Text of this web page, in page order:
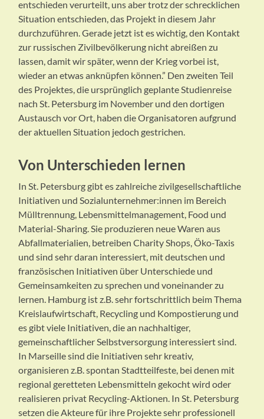
entschieden verurteilt, uns aber trotz der schrecklichen
Situation entschieden, das Projekt in diesem Jahr
durchzuführen. Gerade jetzt ist es wichtig, den Kontakt
zur russischen Zivilbevölkerung nicht abreißen zu
lassen, damit wir später, wenn der Krieg vorbei ist,
wieder an etwas anknüpfen können.” Den zweiten Teil
des Projektes, die ursprünglich geplante Studienreise
nach St. Petersburg im November und den dortigen
Austausch vor Ort, haben die Organisatoren aufgrund
der aktuellen Situation jedoch gestrichen.
Von Unterschieden lernen
In St. Petersburg gibt es zahlreiche zivilgesellschaftliche
Initiativen und Sozialunternehmer:innen im Bereich
Mülltrennung, Lebensmittelmanagement, Food und
Material-Sharing. Sie produzieren neue Waren aus
Abfallmaterialien, betreiben Charity Shops, Öko-Taxis
und sind sehr daran interessiert, mit deutschen und
französischen Initiativen über Unterschiede und
Gemeinsamkeiten zu sprechen und voneinander zu
lernen. Hamburg ist z.B. sehr fortschrittlich beim Thema
Kreislaufwirtschaft, Recycling und Kompostierung und
es gibt viele Initiativen, die an nachhaltiger,
gemeinschaftlicher Selbstversorgung interessiert sind.
In Marseille sind die Initiativen sehr kreativ,
organisieren z.B. spontan Stadtteilfeste, bei denen mit
regional geretteten Lebensmitteln gekocht wird oder
realisieren privat Recycling-Aktionen. In St. Petersburg
setzen die Akteure für ihre Projekte sehr professionell